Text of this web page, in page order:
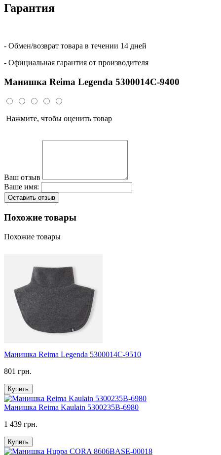
Гарантия
- Обмен/возврат товара в течении 14 дней
- Официальная гарантия от производителя
Манишка Reima Legenda 5300014C-9400
Нажмите, чтобы оценить товар
Ваш отзыв
Ваше имя:
Оставить отзыв
Похожие товары
Похожие товары
Манишка Reima Legenda 5300014C-9510
801 грн.
Купить
Манишка Reima Kaulain 5300235B-6980
1 439 грн.
Купить